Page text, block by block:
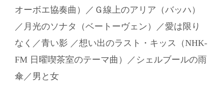
オーボエ協奏曲）／Ｇ線上のアリア（バッハ）
／月光のソナタ（ベートーヴェン）／愛は限り
なく／青い影 ／想い出のラスト・キッス（NHK-
FM 日曜喫茶室のテーマ曲）／シェルブールの雨
傘／男と女